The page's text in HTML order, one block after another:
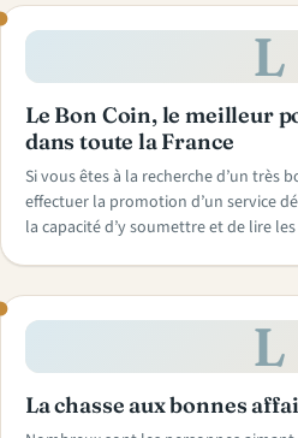
L
Le Bon Coin, le meilleur
dans toute la France
Si vous êtes à la recherche d’un très
effectuer la promotion d’un service
la capacité d’y soumettre et de lire
L
La chasse aux bonnes